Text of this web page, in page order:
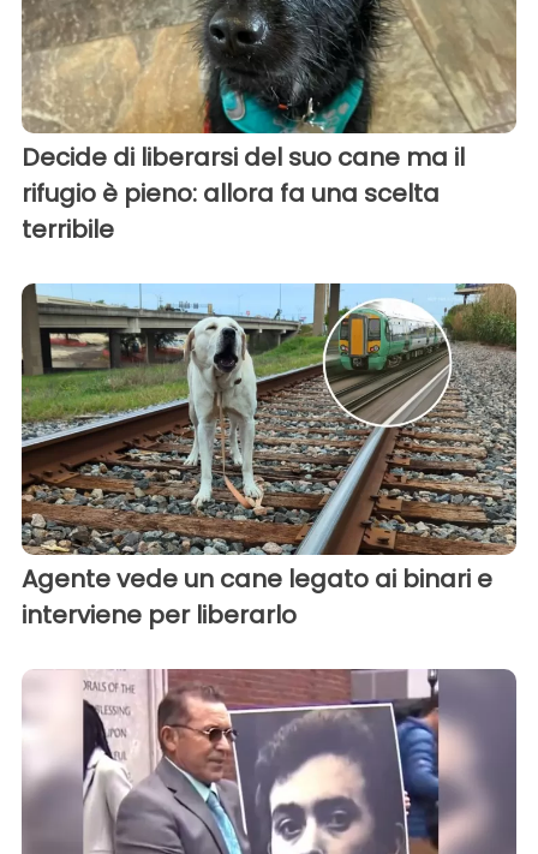
Decide di liberarsi del suo cane ma il
rifugio è pieno: allora fa una scelta
terribile
Agente vede un cane legato ai binari e
interviene per liberarlo